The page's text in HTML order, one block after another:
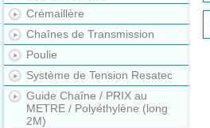
Crémaillère
Chaînes de Transmission
Poulie
Système de Tension Resatec
Guide Chaîne / PRIX au
METRE / Polyéthylène (long
2M)